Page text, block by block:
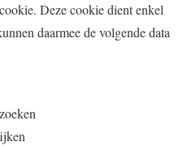
Deze cookie dient enkel
daarmee de volgende data